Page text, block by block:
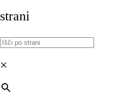
strani
×